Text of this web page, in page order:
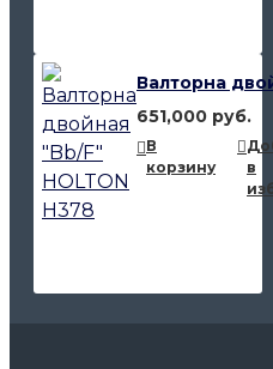
Валторна
651,000 руб.
В
корзину
в